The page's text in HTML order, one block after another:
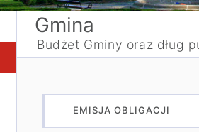
Gmina
Budżet Gminy oraz dług
EMISJA OBLIGACJI